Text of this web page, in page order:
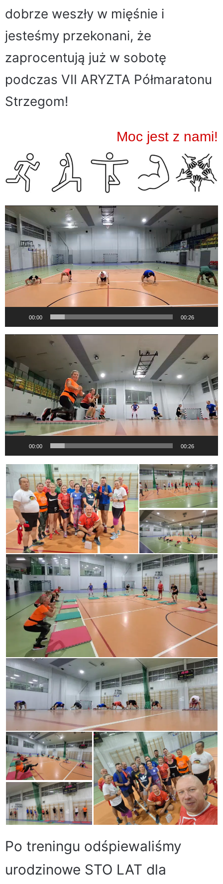
dobrze weszły w mięśnie i
jesteśmy przekonani, że
zaprocentują już w sobotę
podczas VII ARYZTA Półmaratonu
Strzegom!
Moc jest z nami!
Odtwarzacz
video
00:00 00:26
00:00 00:26
Po treningu odśpiewaliśmy
urodzinowe STO LAT dla